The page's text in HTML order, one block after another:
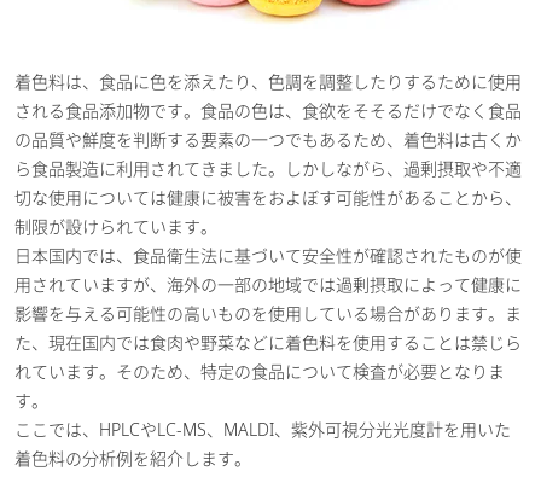
着色料は、食品に色を添えたり、色調を調整したりするために使用
される食品添加物です。食品の色は、食欲をそそるだけでなく食品
の品質や鮮度を判断する要素の一つでもあるため、着色料は古くか
ら食品製造に利用されてきました。しかしながら、過剰摂取や不適
切な使用については健康に被害をおよぼす可能性があることから、
制限が設けられています。
日本国内では、食品衛生法に基づいて安全性が確認されたものが使
用されていますが、海外の一部の地域では過剰摂取によって健康に
影響を与える可能性の高いものを使用している場合があります。ま
た、現在国内では食肉や野菜などに着色料を使用することは禁じら
れています。そのため、特定の食品について検査が必要となりま
す。
ここでは、HPLCやLC-MS、MALDI、紫外可視分光光度計を用いた
着色料の分析例を紹介します。